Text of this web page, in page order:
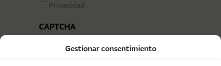
Gestionar consentimiento
Privacidad
CAPTCHA